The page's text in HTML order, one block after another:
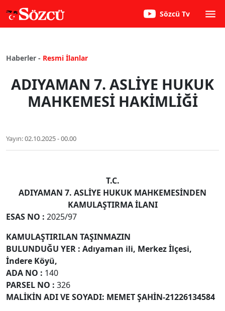
Sözcü Tv
Haberler - Resmi İlanlar
ADIYAMAN 7. ASLİYE HUKUK
MAHKEMESİ HAKİMLİĞİ
Yayın:02.10.2025 - 00.00
T.C.
ADIYAMAN 7. ASLİYE HUKUK MAHKEMESİNDEN
KAMULAŞTIRMA İLANI
ESAS NO : 2025/97
KAMULAŞTIRILAN TAŞINMAZIN
BULUNDUĞU YER : Adıyaman ili, Merkez İlçesi,
İndere Köyü,
ADA NO : 140
PARSEL NO : 326
MALİKİN ADI VE SOYADI: MEMET ŞAHİN-21226134584